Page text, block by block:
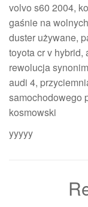
volvo s60 2004,
gaśnie na
duster używane,
toyota cr v hybrid,
rewolucja
audi 4,
samochodowego
kosmowski
yyyyy